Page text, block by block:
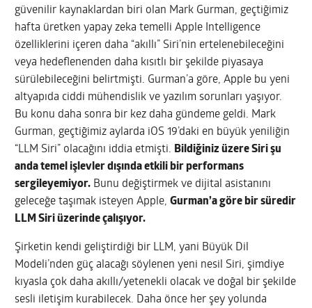
güvenilir kaynaklardan biri olan Mark Gurman, geçtiğimiz
hafta üretken yapay zeka temelli Apple Intelligence
özelliklerini içeren daha “akıllı” Siri’nin ertelenebileceğini
veya hedeflenenden daha kısıtlı bir şekilde piyasaya
sürülebileceğini belirtmişti. Gurman’a göre, Apple bu yeni
altyapıda ciddi mühendislik ve yazılım sorunları yaşıyor.
Bu konu daha sonra bir kez daha gündeme geldi. Mark
Gurman, geçtiğimiz aylarda iOS 19’daki en büyük yeniliğin
“LLM Siri” olacağını iddia etmişti. Bildiğiniz üzere Siri şu
anda temel işlevler dışında etkili bir performans
sergileyemiyor. Bunu değiştirmek ve dijital asistanını
geleceğe taşımak isteyen Apple,Gurman’a göre bir süredir
LLM Siri üzerinde çalışıyor.
Şirketin kendi geliştirdiği bir LLM, yani Büyük Dil
Modeli’nden güç alacağı söylenen yeni nesil Siri, şimdiye
kıyasla çok daha akıllı/yetenekli olacak ve doğal bir şekilde
sesli iletişim kurabilecek. Daha önce her şey yolunda